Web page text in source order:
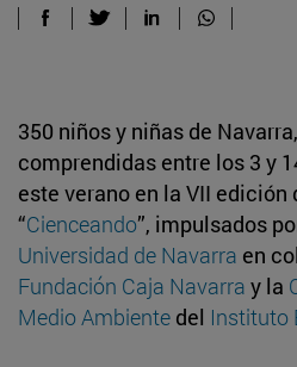
350 niños y niñas de
comprendidas entre los 3 y
este verano en la VII
“Cienceando”, impulsados
Universidad de Navarra en
Fundación Caja Navarra y la
Medio Ambiente del Instituto